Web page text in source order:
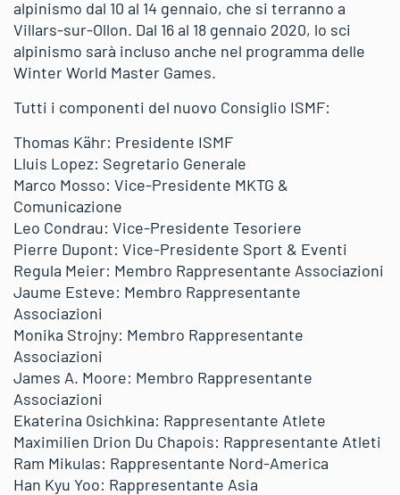
alpinismo dal 10 al 14 gennaio, che si terranno a
Villars-sur-Ollon. Dal 16 al 18 gennaio 2020, lo sci
alpinismo sarà incluso anche nel programma delle
Winter World Master Games.
Tutti i componenti del nuovo Consiglio ISMF:
Thomas Kähr: Presidente ISMF
Lluis Lopez: Segretario Generale
Marco Mosso: Vice-Presidente MKTG &
Comunicazione
Leo Condrau: Vice-Presidente Tesoriere
Pierre Dupont: Vice-Presidente Sport & Eventi
Regula Meier: Membro Rappresentante Associazioni
Jaume Esteve: Membro Rappresentante
Associazioni
Monika Strojny: Membro Rappresentante
Associazioni
James A. Moore: Membro Rappresentante
Associazioni
Ekaterina Osichkina: Rappresentante Atlete
Maximilien Drion Du Chapois: Rappresentante Atleti
Ram Mikulas: Rappresentante Nord-America
Han Kyu Yoo: Rappresentante Asia